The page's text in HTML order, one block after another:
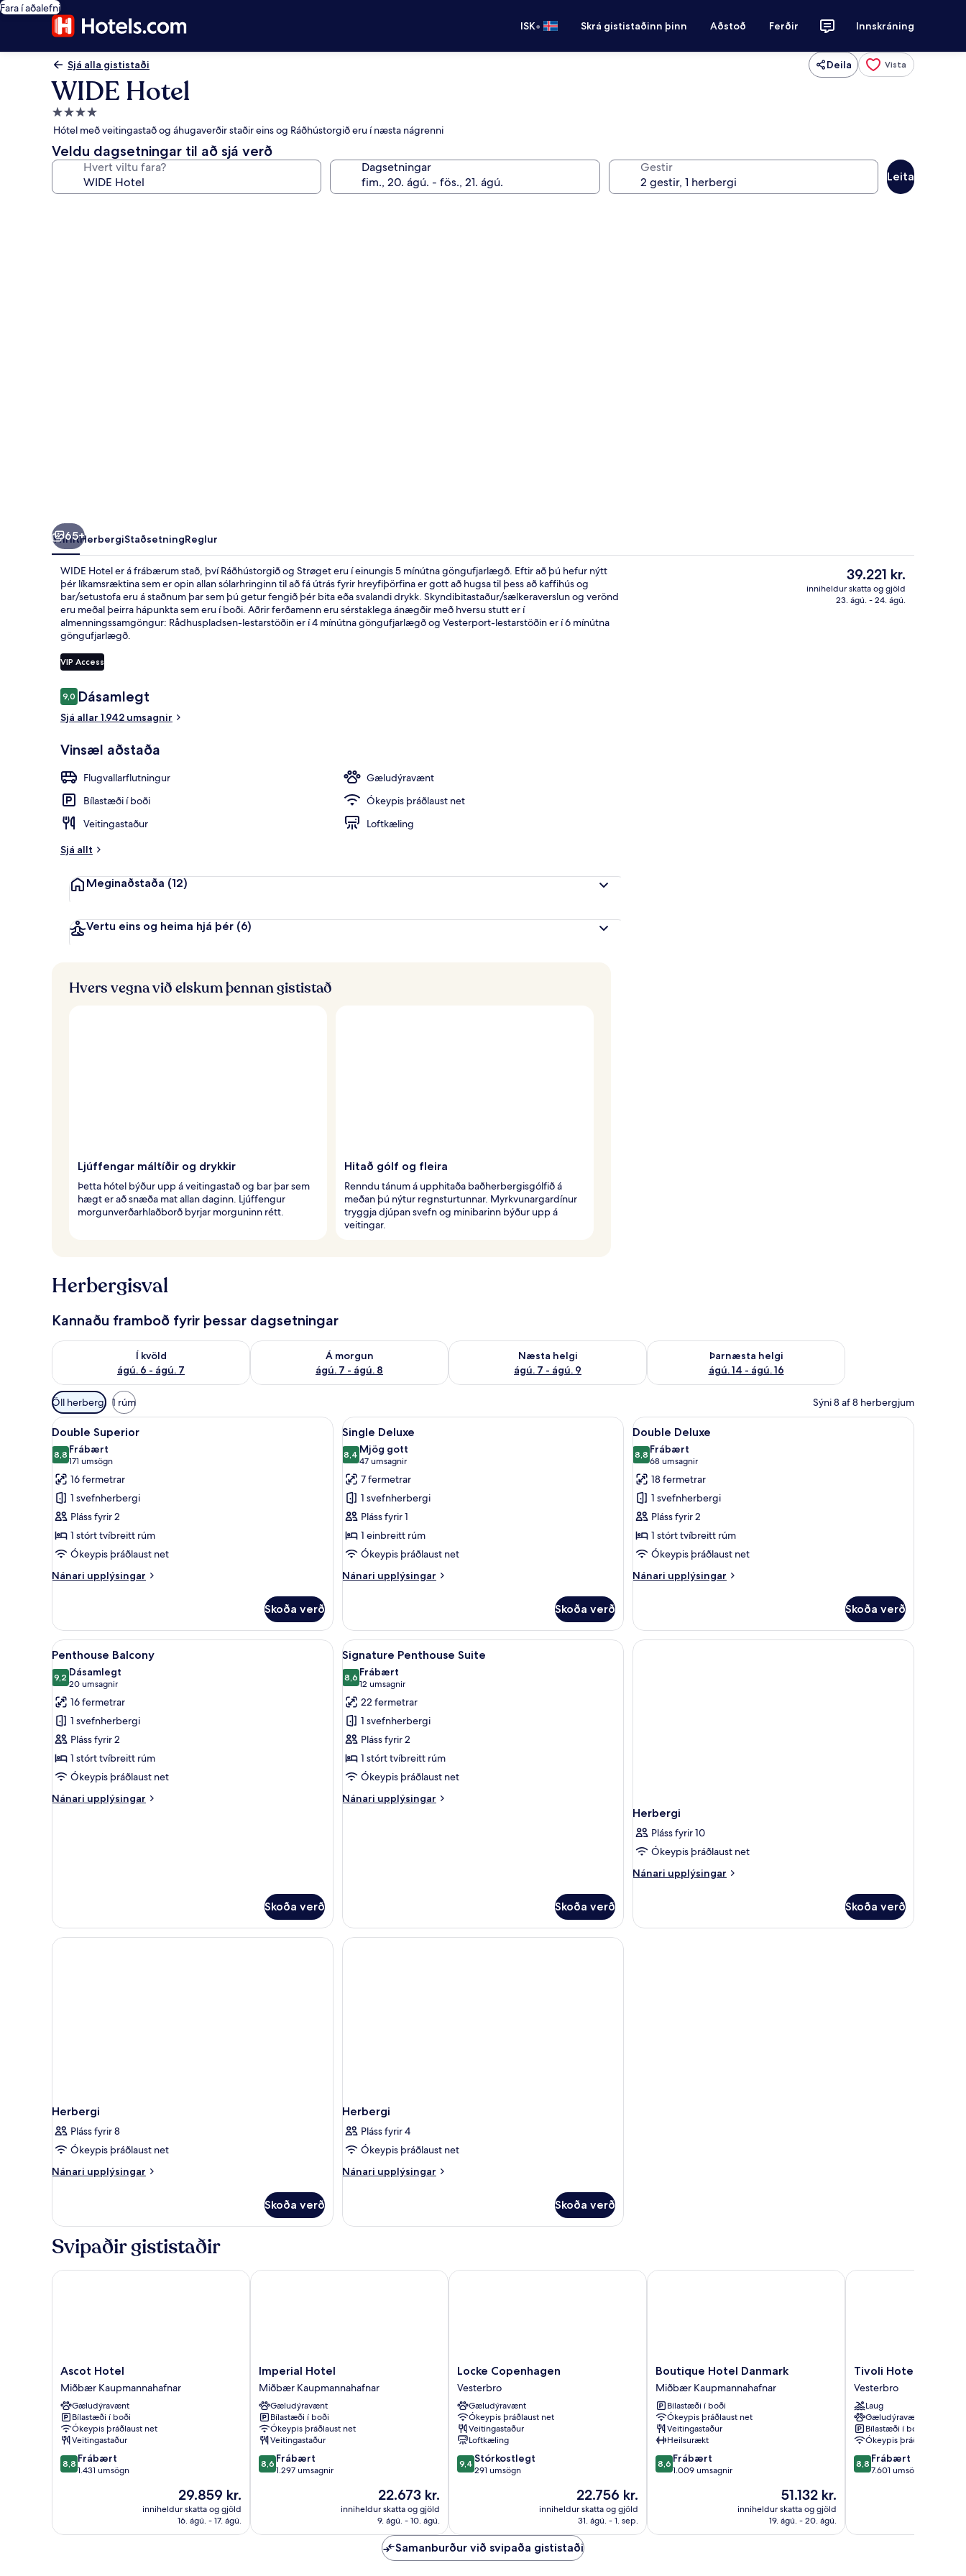
Fara í aðalefni
ISK• Skrá gististaðinn þinn Aðstoð Ferðir Innskráning
Sjá alla gististaði Deila Vista
WIDE Hotel
4.0
stjörnu
gististaður
Hótel með veitingastað og áhugaverðir staðir eins og Ráðhústorgið eru í næsta nágrenni
Veldu dagsetningar til að sjá verð
Hvert viltu fara? Dagsetningar Gestir
Leita
65+
YfirlitHerbergiStaðsetningReglur
WIDE Hotel er á frábærum stað, því Ráðhústorgið og Strøget eru í einungis 5 mínútna göngufjarlægð. Eftir að þú hefur nýtt
þér líkamsræktina sem er opin allan sólarhringinn til að fá útrás fyrir hreyfiþörfina er gott að hugsa til þess að kaffihús og
bar/setustofa eru á staðnum þar sem þú getur fengið þér bita eða svalandi drykk. Skyndibitastaður/sælkeraverslun og verönd
eru meðal þeirra hápunkta sem eru í boði. Aðrir ferðamenn eru sérstaklega ánægðir með hversu stutt er í
almenningssamgöngur: Rådhuspladsen-lestarstöðin er í 4 mínútna göngufjarlægð og Vesterport-lestarstöðin er í 6 mínútna
göngufjarlægð.
VIP Access
Umsagnir
9,09,0 af 10
Dásamlegt
Sjá allar 1.942 umsagnir
Vinsæl aðstaða
Flugvallarflutningur
Gæludýravænt
Bílastæði í boði
Ókeypis þráðlaust net
Veitingastaður
Loftkæling
Sjá allt
Meginaðstaða (12)
Vertu eins og heima hjá þér (6)
Núverandi
verð
er
39.221 kr.
inniheldur skatta og gjöld
23. ágú. - 24. ágú.
Hvers vegna við elskum þennan gististað
Ljúffengar máltíðir og drykkir
Þetta hótel býður upp á veitingastað og bar þar sem
hægt er að snæða mat allan daginn. Ljúffengur
morgunverðarhlaðborð byrjar morguninn rétt.
Hitað gólf og fleira
Renndu tánum á upphitaða baðherbergisgólfið á
meðan þú nýtur regnsturtunnar. Myrkvunargardínur
tryggja djúpan svefn og minibarinn býður upp á
veitingar.
Herbergisval
Kannaðu framboð fyrir þessar dagsetningar
Í kvöld
ágú. 6 - ágú. 7
Athuga framboð í kvöld ágú. 6 - ágú. 7
Á morgun
ágú. 7 - ágú. 8
Athuga framboð á morgun ágú. 7 - ágú. 8
Næsta helgi
ágú. 7 - ágú. 9
Athuga framboð næstu helgi ágú. 7 - ágú. 9
Þarnæsta helgi
ágú. 14 - ágú. 16
Athuga framboð þarnæstu helgi ágú. 14 - ágú. 16
Síur
í
boði
fyrir
herbergi
Öll herbergi 1 rúm Sýni 8 af 8 herbergjum
Skoða
allar
myndir
fyrir
Double
Superior
Double Superior | Rúmföt af bestu gerð, dúnsængur, rúm með „pillowtop“-dýnum, míníbar
14
Double Superior
8,88,8 af 10
Frábært
171 umsögn
(171
umsögn)
16 fermetrar
1 svefnherbergi
Pláss fyrir 2
1 stórt tvíbreitt rúm
Ókeypis þráðlaust net
Nánari upplýsingar
Nánari
Superior
Skoða verð
Skoða
allar
myndir
fyrir
Single
Deluxe
Single Deluxe | Rúmföt af bestu gerð, dúnsængur, rúm með „pillowtop“-dýnum, míníbar
10
Single Deluxe
8,48,4 af 10
Mjög gott
47 umsagnir
(47
umsagnir)
7 fermetrar
1 svefnherbergi
Pláss fyrir 1
1 einbreitt rúm
Ókeypis þráðlaust net
Nánari upplýsingar
Nánari
Deluxe
Skoða verð
Skoða
allar
myndir
fyrir
Double
Deluxe
Double Deluxe | Rúmföt af bestu gerð,
11
Double Deluxe
8,88,8 af 10
Frábært
68 umsagnir
(68
umsagnir)
18 fermetrar
1 svefnherbergi
Pláss fyrir 2
1 stórt tvíbreitt rúm
Ókeypis þráðlaust net
Nánari upplýsingar
Nánari
Deluxe
Skoða verð
Skoða
allar
myndir
fyrir
Penthouse
Balcony
Rúmföt af bestu gerð, dúnsængur, rúm með „pillowtop“-dýnum, míníbar
16
Penthouse Balcony
9,29,2 af 10
Dásamlegt
20 umsagnir
(20
umsagnir)
16 fermetrar
1 svefnherbergi
Pláss fyrir 2
1 stórt tvíbreitt rúm
Ókeypis þráðlaust net
Nánari upplýsingar
Nánari
Skoða verð
Skoða
allar
myndir
fyrir
Signature
Penthouse
Suite
Signature Penthouse Suite | Rúmföt af bestu gerð, dúnsængur, rúm með „pillowtop“-dýnum, míníbar
23
Signature Penthouse Suite
8,68,6 af 10
Frábært
12 umsagnir
(12
umsagnir)
22 fermetrar
1 svefnherbergi
Pláss fyrir 2
1 stórt tvíbreitt rúm
Ókeypis þráðlaust net
Nánari upplýsingar
Nánari
Skoða verð
Herbergi
Pláss fyrir 10
Ókeypis þráðlaust net
Nánari upplýsingar
Nánari
Skoða verð
Herbergi
Pláss fyrir 8
Ókeypis þráðlaust net
Nánari upplýsingar
Nánari
Skoða verð
Herbergi
Pláss fyrir 4
Ókeypis þráðlaust net
Nánari upplýsingar
Nánari
Skoða verð
Svipaðir gististaðir
Ascot
Hotel
Miðbær
Kaupmannahafnar
Ascot Hotel
Miðbær Kaupmannahafnar
Gæludýravænt
Bílastæði í boði
Ókeypis þráðlaust net
Veitingastaður
8.8
af
8,8 Frábært
1.431 umsögn
Verðið
er
29.859 kr.
29.859 kr.
inniheldur skatta og gjöld
16. ágú. - 17. ágú.
Ascot Hotel
Imperial
Hotel
Miðbær
Kaupmannahafnar
Imperial Hotel
Miðbær Kaupmannahafnar
Gæludýravænt
Bílastæði í boði
Ókeypis þráðlaust net
Veitingastaður
8.6
af
8,6 Frábært
1.297 umsagnir
Verðið
er
22.673 kr.
22.673 kr.
inniheldur skatta og gjöld
9. ágú. - 10. ágú.
Imperial Hotel
Locke
Copenhagen
Vesterbro
Locke Copenhagen
Vesterbro
Gæludýravænt
Ókeypis þráðlaust net
Veitingastaður
Loftkæling
9.4
af
9,4 Stórkostlegt
291 umsögn
Verðið
er
22.756 kr.
22.756 kr.
inniheldur skatta og gjöld
31. ágú. - 1. sep.
Locke Copenhagen
Boutique
Hotel
Danmark
Miðbær
Kaupmannahafnar
Boutique Hotel Danmark
Miðbær Kaupmannahafnar
Bílastæði í boði
Ókeypis þráðlaust net
Veitingastaður
Heilsurækt
8.6
af
8,6 Frábært
1.009 umsagnir
Verðið
er
51.132 kr.
51.132 kr.
inniheldur skatta og gjöld
19. ágú. - 20. ágú.
Boutique Hotel Danmark
Tivoli
Hotel
Vesterbro
Tivoli Hotel
Vesterbro
Laug
Gæludýravænt
Bílastæði í boði
Ókeypis þráðlaust net
8.8
af
8,8 Frábært
7.601 umsögn
Tivoli Hotel
Samanburður við svipaða gististaði